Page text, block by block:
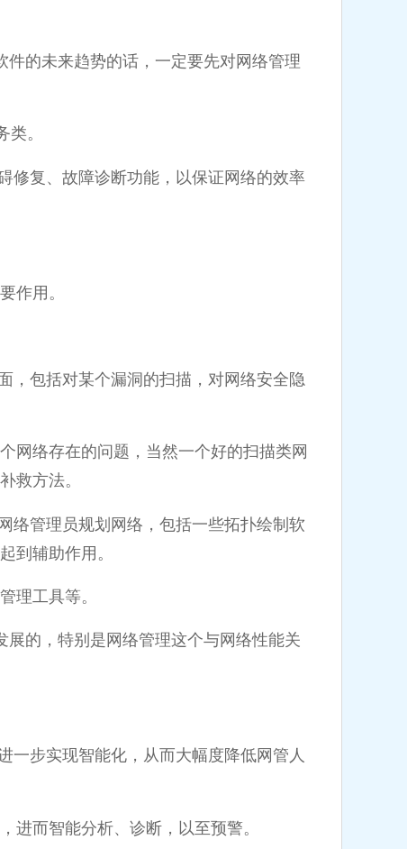
来趋势的话，一定要先对网络管理
。
、故障诊断功能，以保证网络的效率
作用。
括对某个漏洞的扫描，对网络安全隐
网络存在的问题，当然一个好的扫描类网
救方法。
理员规划网络，包括一些拓扑绘制软
到辅助作用。
理工具等。
特别是网络管理这个与网络性能关
实现智能化，从而大幅度降低网管人
而智能分析、诊断，以至预警。